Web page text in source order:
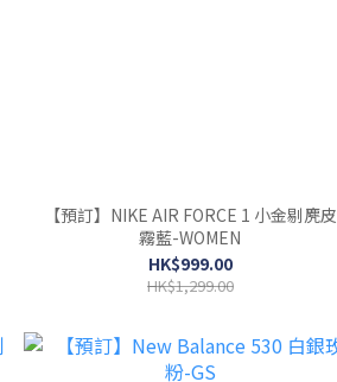
【預訂】NIKE AIR FORCE 1 小金剔麂皮
霧藍-WOMEN
HK$999.00
HK$1,299.00